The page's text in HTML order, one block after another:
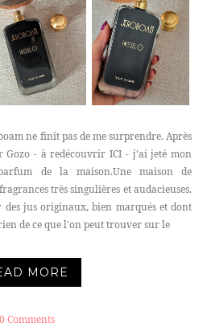
ne finit pas de me surprendre. Après
- à redécouvrir ICI - j'ai jeté mon
de la maison.Une maison de
très singulières et audacieuses.
jus originaux, bien marqués et dont
de ce que l'on peut trouver sur le
MORE
0 Comments